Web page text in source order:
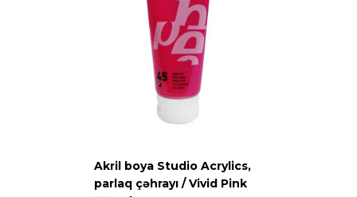
Akril boya Studio Acrylics,
parlaq çəhrayı / Vivid Pink